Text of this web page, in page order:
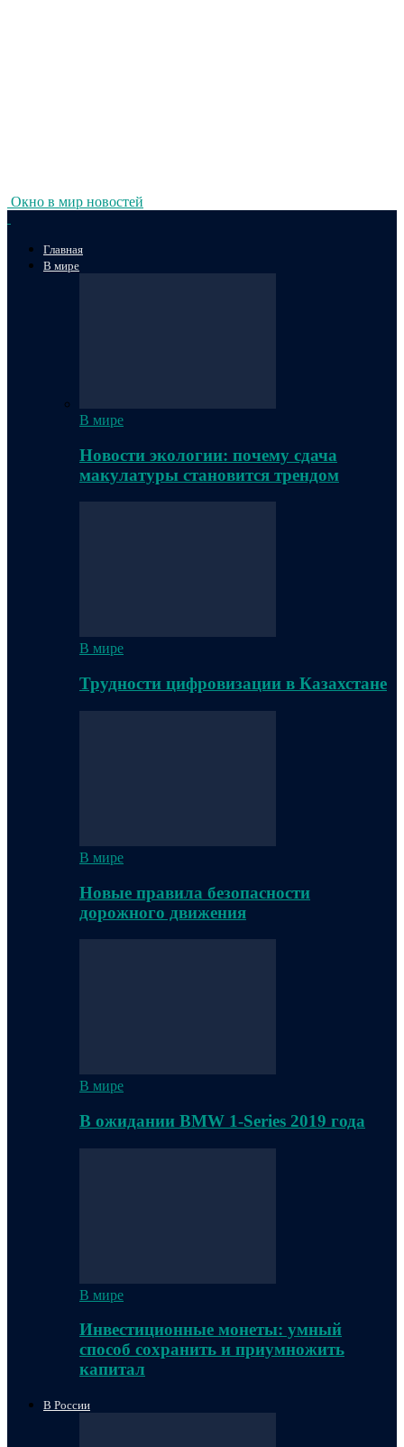
Окно в мир новостей
Главная
В мире
В мире
Новости экологии: почему сдача
макулатуры становится трендом
В мире
Трудности цифровизации в Казахстане
В мире
Новые правила безопасности
дорожного движения
В мире
В ожидании BMW 1-Series 2019 года
В мире
Инвестиционные монеты: умный
способ сохранить и приумножить
капитал
В России